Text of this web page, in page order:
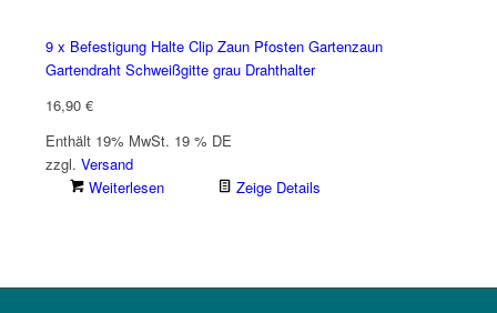
9 x Befestigung Halte Clip Zaun Pfosten Gartenzaun
Gartendraht Schweißgitte grau Drahthalter
16,90 €
Enthält 19% MwSt. 19 % DE
zzgl. Versand
Weiterlesen
Zeige Details